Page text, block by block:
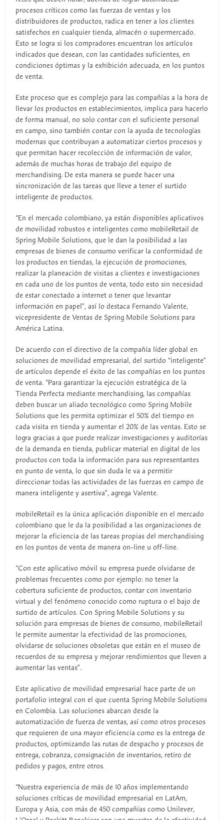
procesos críticos como las fuerzas de ventas y los
distribuidores de productos, radica en tener a los clientes
satisfechos en cualquier tienda, almacén o supermercado.
Esto se logra si los compradores encuentran los artículos
indicados que desean, con las cantidades suficientes, en
condiciones óptimas y la exhibición adecuada, en los puntos
de venta.
Este proceso que es complejo para las compañías a la hora de
llevar los productos en establecimientos, implica para hacerlo
de forma manual, no solo contar con el suficiente personal
en campo, sino también contar con la ayuda de tecnologías
modernas que contribuyan a automatizar ciertos procesos y
que permitan hacer recolección de información de valor,
además de muchas horas de trabajo del equipo de
merchandising. De esta manera se puede hacer una
sincronización de las tareas que lleve a tener el surtido
inteligente de productos.
“En el mercado colombiano, ya están disponibles aplicativos
de movilidad robustos e inteligentes como mobileRetail de
Spring Mobile Solutions, que le dan la posibilidad a las
empresas de bienes de consumo verificar la conformidad de
los productos en tiendas, la ejecución de promociones,
realizar la planeación de visitas a clientes e investigaciones
en cada uno de los puntos de venta, todo esto sin necesidad
de estar conectado a internet o tener que levantar
información en papel”, así lo destaca Fernando Valente,
vicepresidente de Ventas de Spring Mobile Solutions para
América Latina.
De acuerdo con el directivo de la compañía líder global en
soluciones de movilidad empresarial, del surtido “inteligente”
de artículos depende el éxito de las compañías en los puntos
de venta. “Para garantizar la ejecución estratégica de la
Tienda Perfecta mediante merchandising, las compañías
deben buscar un aliado tecnológico como Spring Mobile
Solutions que les permita optimizar el 50% del tiempo en
cada visita en tienda y aumentar el 20% de las ventas. Esto se
logra gracias a que puede realizar investigaciones y auditorías
de la demanda en tienda, publicar material en digital de los
productos con toda la información para sus representantes
en punto de venta, lo que sin duda le va a permitir
direccionar todas las actividades de las fuerzas en campo de
manera inteligente y asertiva”, agrega Valente.
mobileRetail es la única aplicación disponible en el mercado
colombiano que le da la posibilidad a las organizaciones de
mejorar la eficiencia de las tareas propias del merchandising
en los puntos de venta de manera on-line u off-line.
“Con este aplicativo móvil su empresa puede olvidarse de
problemas frecuentes como por ejemplo: no tener la
cobertura suficiente de productos, contar con inventario
virtual y del fenómeno conocido como ruptura o el bajo de
surtido de artículos. Con Spring Mobile Solutions y su
solución para empresas de bienes de consumo, mobileRetail
le permite aumentar la efectividad de las promociones,
olvidarse de soluciones obsoletas que están en el museo de
recuerdos de su empresa y mejorar rendimientos que lleven a
aumentar las ventas”.
Este aplicativo de movilidad empresarial hace parte de un
portafolio integral con el que cuenta Spring Mobile Solutions
en Colombia. Las soluciones abarcan desde la
automatización de fuerza de ventas, así como otros procesos
que requieren de una mayor eficiencia como es la entrega de
productos, optimizando las rutas de despacho y procesos de
entrega, cobranza, consignación de inventarios, retiro de
pedidos y pagos, entre otros.
“Nuestra experiencia de más de 10 años implementando
soluciones críticas de movilidad empresarial en LatAm,
Europa y Asia, con más de 450 compañías como Unilever,